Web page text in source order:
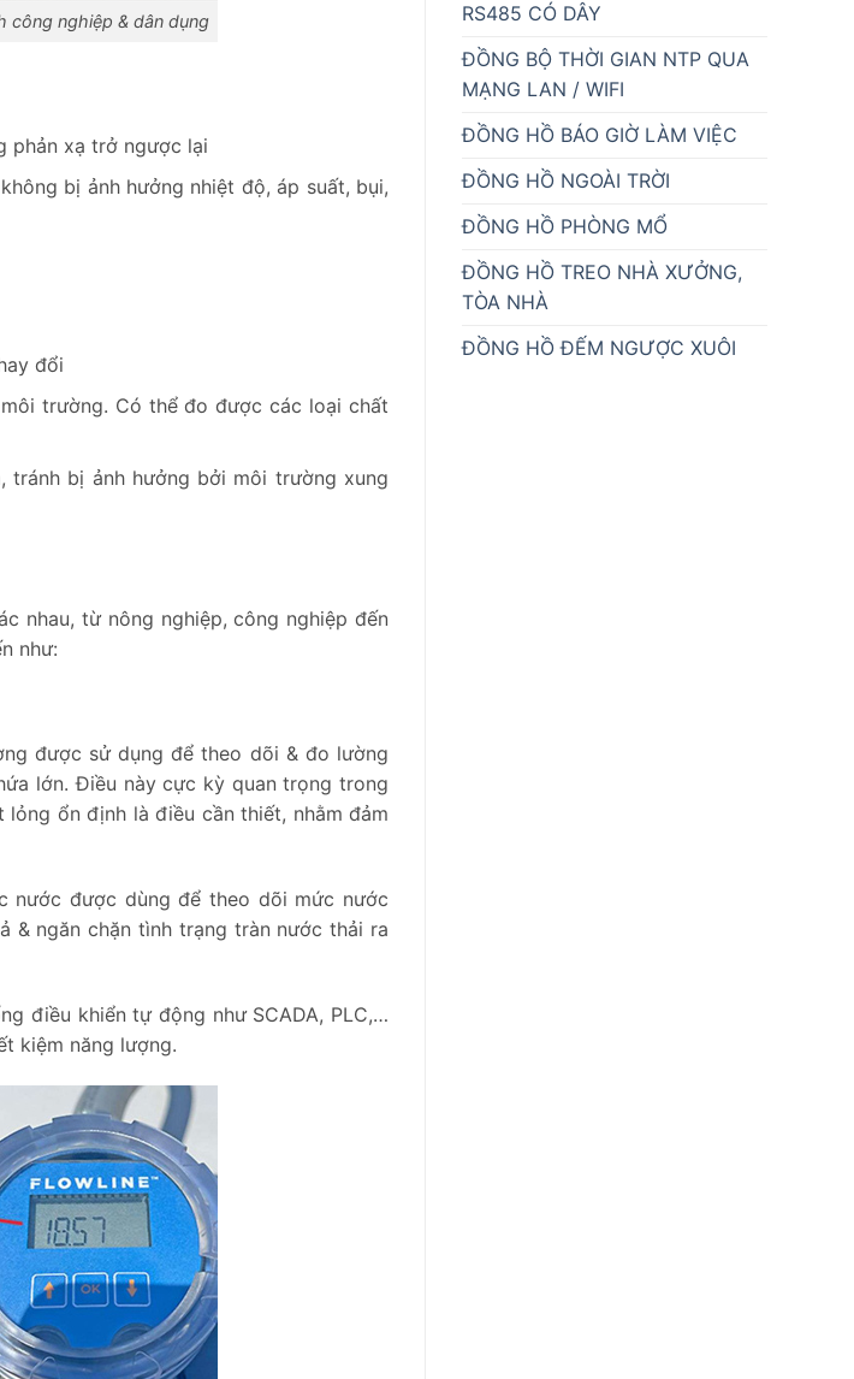
công nghiệp & dân dụng
phản xạ trở ngược lại
bị ảnh hưởng nhiệt độ, áp suất, bụi,
đổi
trường. Có thể đo được các loại chất
tránh bị ảnh hưởng bởi môi trường xung
nhau, từ nông nghiệp, công nghiệp đến
như:
được sử dụng để theo dõi & đo lường
lớn. Điều này cực kỳ quan trọng trong
ổn định là điều cần thiết, nhằm đảm
nước được dùng để theo dõi mức nước
& ngăn chặn tình trạng tràn nước thải ra
điều khiển tự động như SCADA, PLC,…
kiệm năng lượng.
RS485 CÓ DÂY
ĐỒNG BỘ THỜI GIAN NTP QUA
MẠNG LAN / WIFI
ĐỒNG HỒ BÁO GIỜ LÀM VIỆC
ĐỒNG HỒ NGOÀI TRỜI
ĐỒNG HỒ PHÒNG MỔ
ĐỒNG HỒ TREO NHÀ XƯỞNG,
TÒA NHÀ
ĐỒNG HỒ ĐẾM NGƯỢC XUÔI